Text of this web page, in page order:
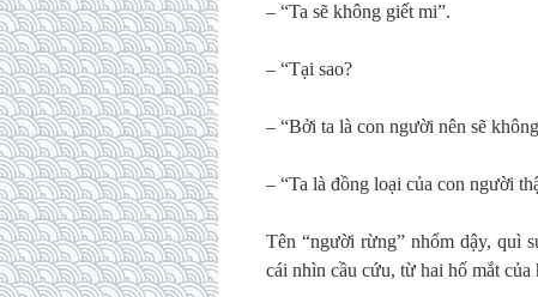
– “Ta sẽ không giết mi”.
– “Tại sao?
– “Bởi ta là con người nên sẽ
– “Ta là đồng loại của con người
Tên “người rừng” nhổm dậy, quì
cái nhìn cầu cứu, từ hai hố mắt